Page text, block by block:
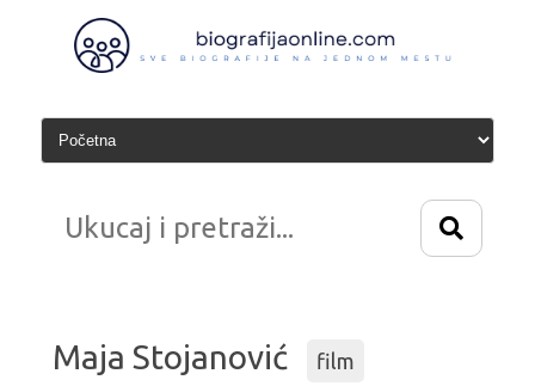
sadržaj
Maja Stojanović film